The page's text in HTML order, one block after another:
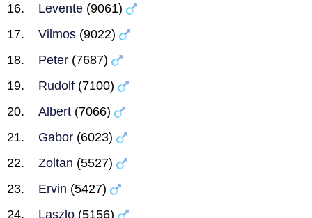
Levente (9061)
Vilmos (9022)
Peter (7687)
Rudolf (7100)
Albert (7066)
Gabor (6023)
Zoltan (5527)
Ervin (5427)
Laszlo (5156)